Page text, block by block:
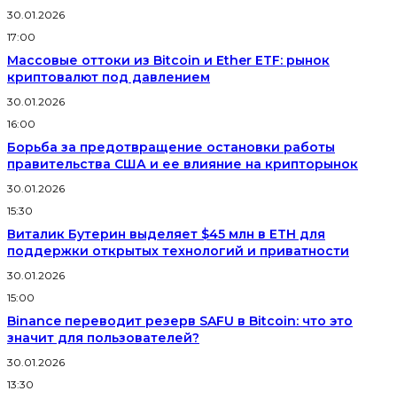
30.01.2026
17:00
Массовые оттоки из Bitcoin и Ether ETF: рынок
криптовалют под давлением
30.01.2026
16:00
Борьба за предотвращение остановки работы
правительства США и ее влияние на крипторынок
30.01.2026
15:30
Виталик Бутерин выделяет $45 млн в ETH для
поддержки открытых технологий и приватности
30.01.2026
15:00
Binance переводит резерв SAFU в Bitcoin: что это
значит для пользователей?
30.01.2026
13:30